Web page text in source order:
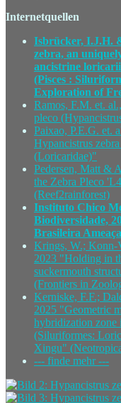
Internetquellen
Isbrücker, I.J.H.
zebra, an
ancistrine
(Pisces :
Exploration of
Ramos, F.M. et.
pleco
Paixao, P.E.G. et.
Hypancistrus
(Loricaridae)"
Pedersen, Matt &
the Zebra Pleco
(Reef2rainforest)
Instituto Chico
Biodiversidade,
Brasileira
Krings, W.;
2023 "Holding in
suckermouth
(Frontiers in
Kerniske, F.F.;
2025 "Geometric
hybridization zone
(Siluriformes:
Xingu"
--- finde mehr ---